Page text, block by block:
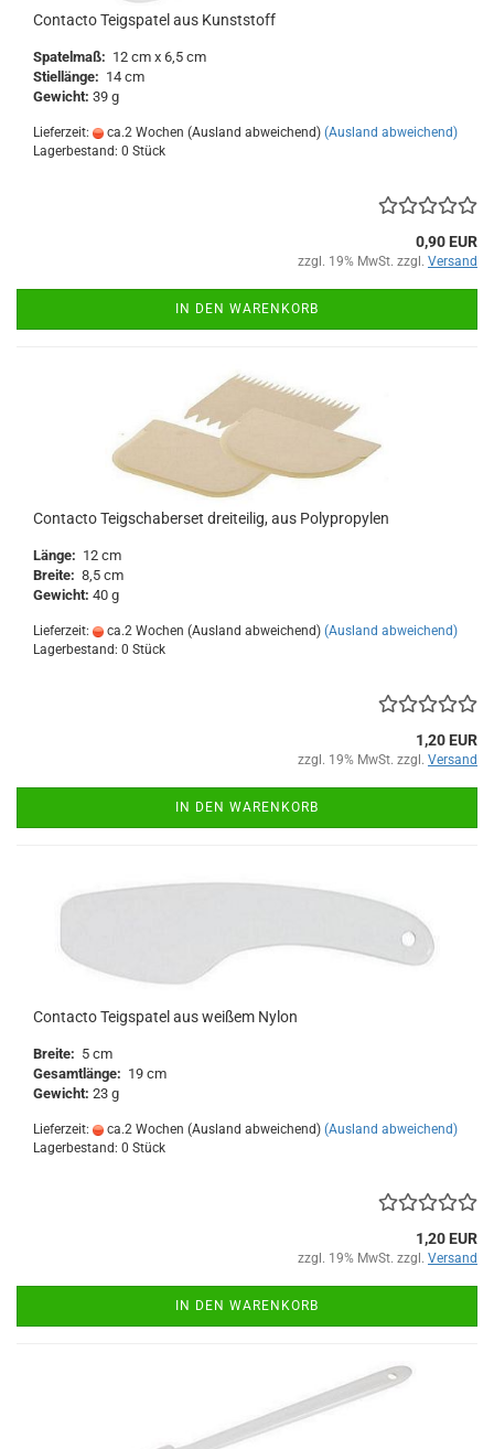
Contacto Teigspatel aus Kunststoff
Spatelmaß: 12 cm x 6,5 cm
Stiellänge: 14 cm
Gewicht: 39 g
Lieferzeit: ca.2 Wochen (Ausland abweichend) (Ausland abweichend)
Lagerbestand: 0 Stück
0,90 EUR
zzgl. 19% MwSt. zzgl. Versand
IN DEN WARENKORB
Contacto Teigschaberset dreiteilig, aus Polypropylen
Länge: 12 cm
Breite: 8,5 cm
Gewicht: 40 g
Lieferzeit: ca.2 Wochen (Ausland abweichend) (Ausland abweichend)
Lagerbestand: 0 Stück
1,20 EUR
zzgl. 19% MwSt. zzgl. Versand
IN DEN WARENKORB
Contacto Teigspatel aus weißem Nylon
Breite: 5 cm
Gesamtlänge: 19 cm
Gewicht: 23 g
Lieferzeit: ca.2 Wochen (Ausland abweichend) (Ausland abweichend)
Lagerbestand: 0 Stück
1,20 EUR
zzgl. 19% MwSt. zzgl. Versand
IN DEN WARENKORB